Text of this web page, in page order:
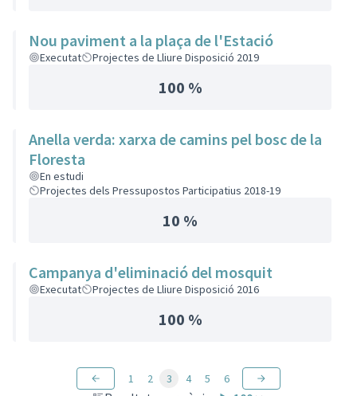
Nou paviment a la plaça de l'Estació
Executat Projectes de Lliure Disposició 2019
100 %
Anella verda: xarxa de camins pel bosc de la
Floresta
En estudi
Projectes dels Pressupostos Participatius 2018-19
10 %
Campanya d'eliminació del mosquit
Executat Projectes de Lliure Disposició 2016
100 %
1 2 3 4 5 6